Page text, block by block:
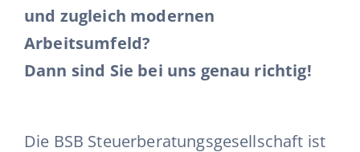
und zugleich modernen
Arbeitsumfeld?
Dann sind Sie bei uns genau richtig!
Die BSB Steuerberatungsgesellschaft ist